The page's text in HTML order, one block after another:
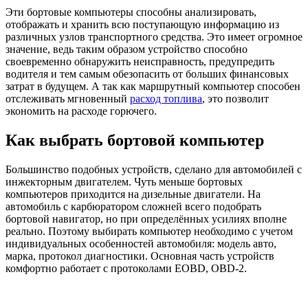
Эти бортовые компьютеры способны анализировать,
отображать и хранить всю поступающую информацию из
различных узлов транспортного средства. Это имеет огромное
значение, ведь таким образом устройство способно
своевременно обнаружить неисправность, предупредить
водителя и тем самым обезопасить от больших финансовых
затрат в будущем. А так как маршрутный компьютер способен
отслеживать мгновенный расход топлива, это позволит
экономить на расходе горючего.
Как выбрать бортовой компьютер
Большинство подобных устройств, сделано для автомобилей с
инжекторным двигателем. Чуть меньше бортовых
компьютеров приходится на дизельные двигатели. На
автомобиль с карбюратором сложней всего подобрать
бортовой навигатор, но при определённых усилиях вполне
реально. Поэтому выбирать компьютер необходимо с учетом
индивидуальных особенностей автомобиля: модель авто,
марка, протокол диагностики. Основная часть устройств
комфортно работает с протоколами EOBD, OBD-2.